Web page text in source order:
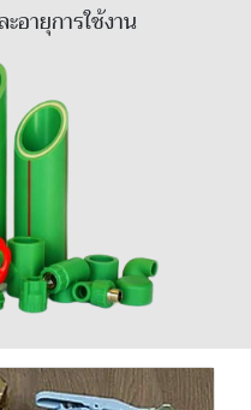
อายุการใช้งาน